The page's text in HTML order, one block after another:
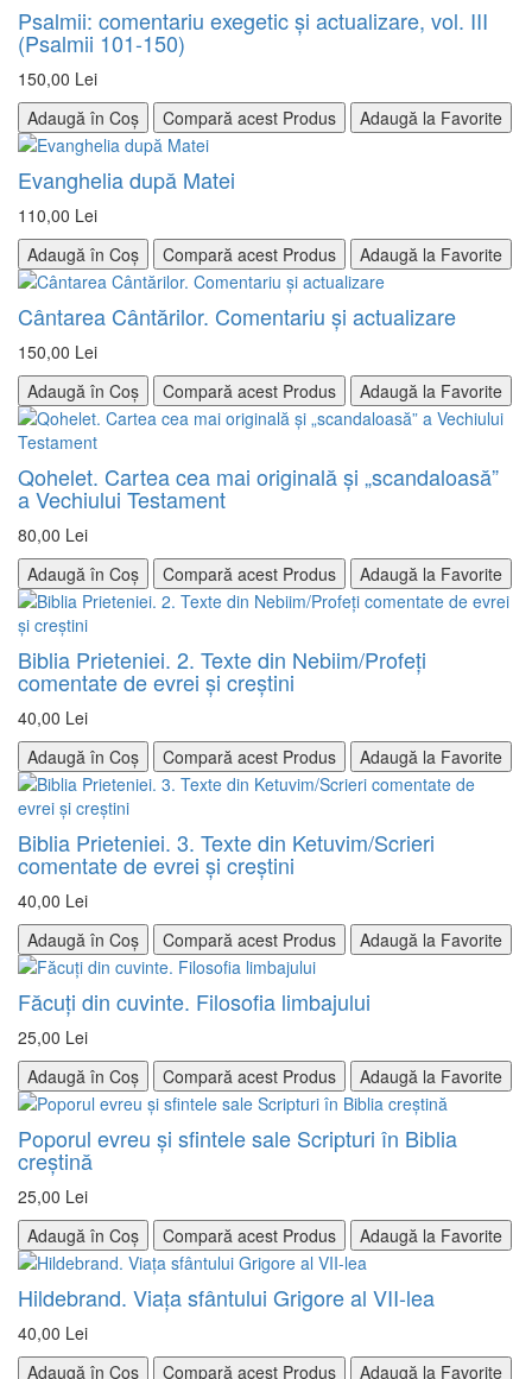
Psalmii: comentariu exegetic şi actualizare, vol. III
(Psalmii 101-150)
150,00 Lei
Adaugă în Coș
Compară acest Produs Adaugă la Favorite
Evanghelia după Matei
110,00 Lei
Adaugă în Coș
Compară acest Produs Adaugă la Favorite
Cântarea Cântărilor. Comentariu şi actualizare
150,00 Lei
Adaugă în Coș
Compară acest Produs Adaugă la Favorite
Qohelet. Cartea cea mai originală şi „scandaloasă”
a Vechiului Testament
80,00 Lei
Adaugă în Coș
Compară acest Produs Adaugă la Favorite
Biblia Prieteniei. 2. Texte din Nebiim/Profeţi
comentate de evrei şi creştini
40,00 Lei
Adaugă în Coș
Compară acest Produs Adaugă la Favorite
Biblia Prieteniei. 3. Texte din Ketuvim/Scrieri
comentate de evrei şi creştini
40,00 Lei
Adaugă în Coș
Compară acest Produs Adaugă la Favorite
Făcuţi din cuvinte. Filosofia limbajului
25,00 Lei
Adaugă în Coș
Compară acest Produs Adaugă la Favorite
Poporul evreu şi sfintele sale Scripturi în Biblia
creştină
25,00 Lei
Adaugă în Coș
Compară acest Produs Adaugă la Favorite
Hildebrand. Viața sfântului Grigore al VII-lea
40,00 Lei
Adaugă în Coș
Compară acest Produs Adaugă la Favorite